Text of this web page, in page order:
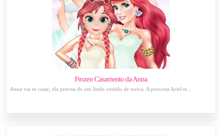
Frozen Casamento da Anna
Anna vai se casar, ela precisa de um lindo vestido de noiva. A princesa Ariel te...